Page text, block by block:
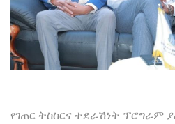
የገጠር ትስስርና ተደራሽነት